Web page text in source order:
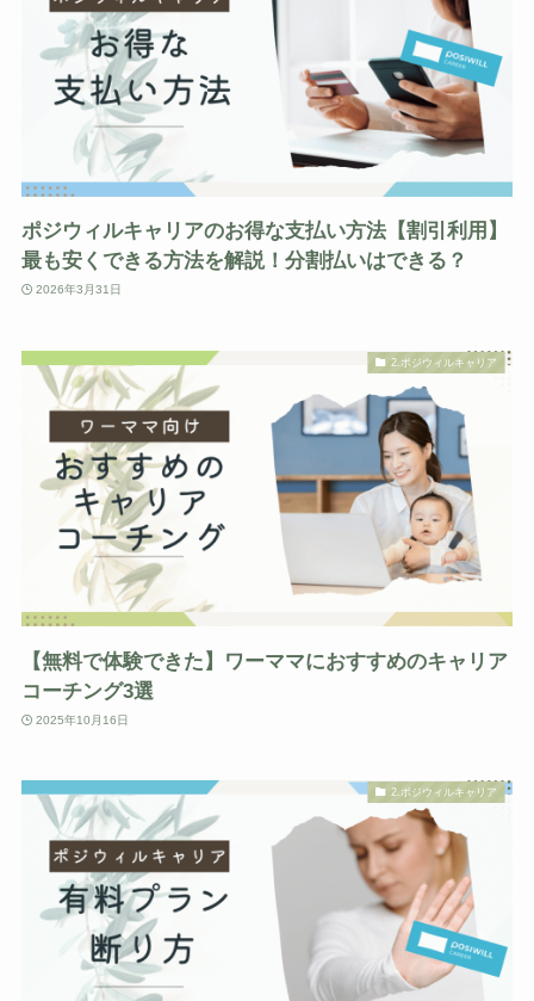
ポジウィルキャリアのお得な支払い方法【割引利用】
最も安くできる方法を解説！分割払いはできる？
2026年3月31日
2.ポジウィルキャリア
【無料で体験できた】ワーママにおすすめのキャリア
コーチング3選
2025年10月16日
2.ポジウィルキャリア